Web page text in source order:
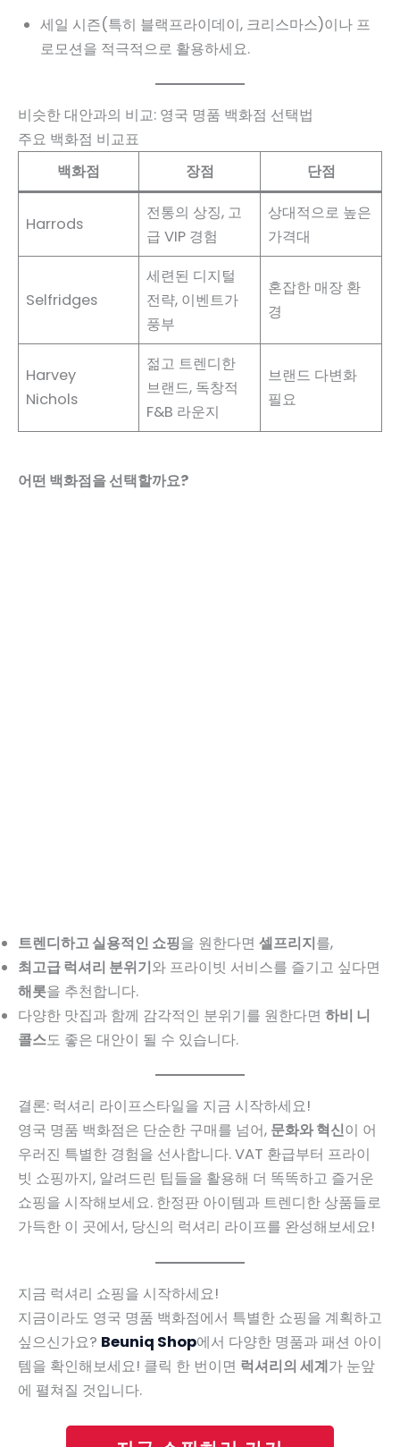
세일 시즌(특히 블랙프라이데이, 크리스마스)이나 프
로모션을 적극적으로 활용하세요.
비슷한 대안과의 비교: 영국 명품 백화점 선택법
주요 백화점 비교표
백화점
장점 단점
Harrods
전통의 상징, 고
급 VIP 경험
상대적으로 높은
가격대
Selfridges
세련된 디지털
전략, 이벤트가
풍부
혼잡한 매장 환
경
Harvey
Nichols
젊고 트렌디한
브랜드, 독창적
F&B 라운지
브랜드 다변화
필요
어떤 백화점을 선택할까요?
트렌디하고 실용적인 쇼핑을 원한다면 셀프리지를,
최고급 럭셔리 분위기와 프라이빗 서비스를 즐기고 싶다면
해롯을 추천합니다.
다양한 맛집과 함께 감각적인 분위기를 원한다면 하비 니
콜스도 좋은 대안이 될 수 있습니다.
결론: 럭셔리 라이프스타일을 지금 시작하세요!
영국 명품 백화점은 단순한 구매를 넘어, 문화와 혁신이 어
우러진 특별한 경험을 선사합니다. VAT 환급부터 프라이
빗 쇼핑까지, 알려드린 팁들을 활용해 더 똑똑하고 즐거운
쇼핑을 시작해보세요. 한정판 아이템과 트렌디한 상품들로
가득한 이 곳에서, 당신의 럭셔리 라이프를 완성해보세요!
지금 럭셔리 쇼핑을 시작하세요!
지금이라도 영국 명품 백화점에서 특별한 쇼핑을 계획하고
싶으신가요? Beuniq Shop에서 다양한 명품과 패션 아이
템을 확인해보세요! 클릭 한 번이면 럭셔리의 세계가 눈앞
에 펼쳐질 것입니다.